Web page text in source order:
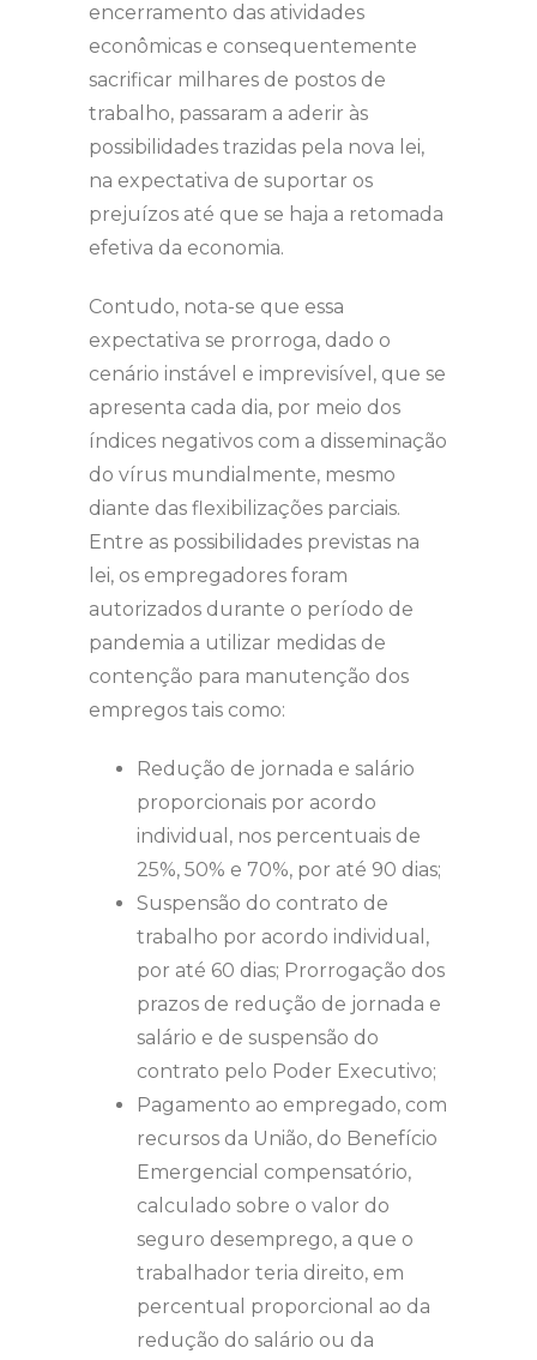
encerramento das atividades
econômicas e consequentemente
sacrificar milhares de postos de
trabalho, passaram a aderir às
possibilidades trazidas pela nova lei,
na expectativa de suportar os
prejuízos até que se haja a retomada
efetiva da economia.
Contudo, nota-se que essa
expectativa se prorroga, dado o
cenário instável e imprevisível, que se
apresenta cada dia, por meio dos
índices negativos com a disseminação
do vírus mundialmente, mesmo
diante das flexibilizações parciais.
Entre as possibilidades previstas na
lei, os empregadores foram
autorizados durante o período de
pandemia a utilizar medidas de
contenção para manutenção dos
empregos tais como:
Redução de jornada e salário
proporcionais por acordo
individual, nos percentuais de
25%, 50% e 70%, por até 90 dias;
Suspensão do contrato de
trabalho por acordo individual,
por até 60 dias; Prorrogação dos
prazos de redução de jornada e
salário e de suspensão do
contrato pelo Poder Executivo;
Pagamento ao empregado, com
recursos da União, do Benefício
Emergencial compensatório,
calculado sobre o valor do
seguro desemprego, a que o
trabalhador teria direito, em
percentual proporcional ao da
redução do salário ou da